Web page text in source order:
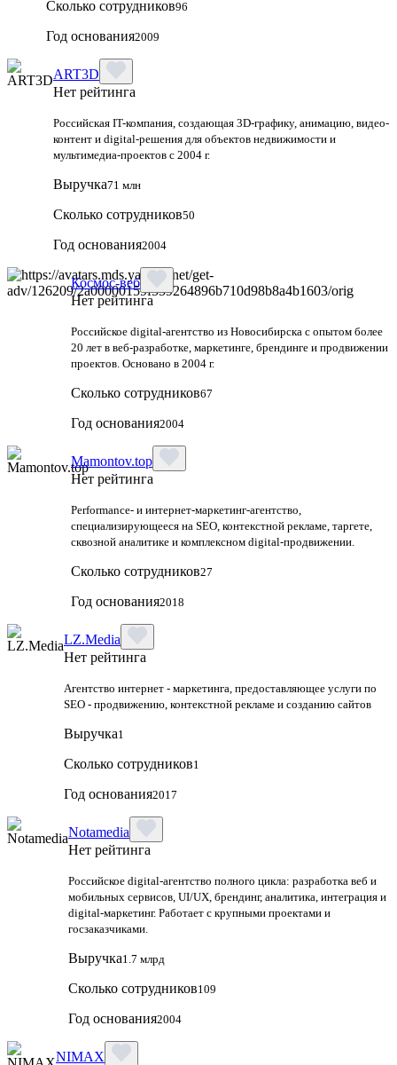
Сколько сотрудников96
Год основания2009
ART3D
Нет рейтинга
Российская IT-компания, создающая 3D-графику, анимацию, видео-
контент и digital-решения для объектов недвижимости и
мультимедиа-проектов с 2004 г.
Выручка71 млн
Сколько сотрудников50
Год основания2004
Космос-веб
Нет рейтинга
Российское digital-агентство из Новосибирска с опытом более
20 лет в веб-разработке, маркетинге, брендинге и продвижении
проектов. Основано в 2004 г.
Сколько сотрудников67
Год основания2004
Mamontov.top
Нет рейтинга
Performance‑ и интернет‑маркетинг‑агентство,
специализирующееся на SEO, контекстной рекламе, таргете,
сквозной аналитике и комплексном digital‑продвижении.
Сколько сотрудников27
Год основания2018
LZ.Media
Нет рейтинга
Агентство интернет - маркетинга, предоставляющее услуги по
SEO - продвижению, контекстной рекламе и созданию сайтов
Выручка1
Сколько сотрудников1
Год основания2017
Notamedia
Нет рейтинга
Российское digital-агентство полного цикла: разработка веб и
мобильных сервисов, UI/UX, брендинг, аналитика, интеграция и
digital-маркетинг. Работает с крупными проектами и
госзаказчиками.
Выручка1.7 млрд
Сколько сотрудников109
Год основания2004
NIMAX